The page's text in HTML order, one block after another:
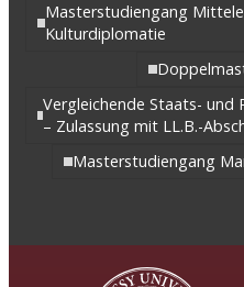
Masterstudiengang
Kulturdiplomatie
Vergleichende Staats- und
– Zulassung mit LL.B.-
Masterstudiengang